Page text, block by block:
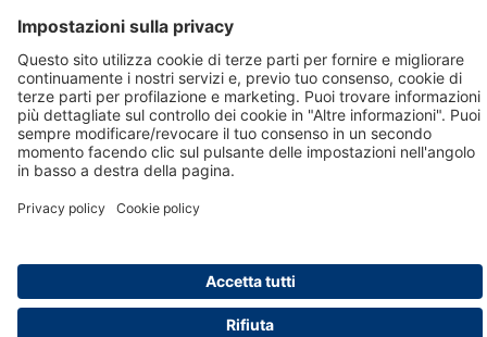
© 2026 CRIF S.p.A. Tutti i diritti riservati.
Via della Beverara, 21 / 40131 Bologna / Italy Cap. Soc.
sottoscritto € 51.941.235,00 di cui versato € 51.806.190,00 |
R.E.A. n° 410952 | Reg. Impr. Bo, C.F. e P.IVA 02083271201
Società soggetta all'attività di direzione e coordinamento di
CRIBIS Holding S.r.l., Società con unico socio
Società con Sistema di Gestione Certificato da DNV ISO 9001,